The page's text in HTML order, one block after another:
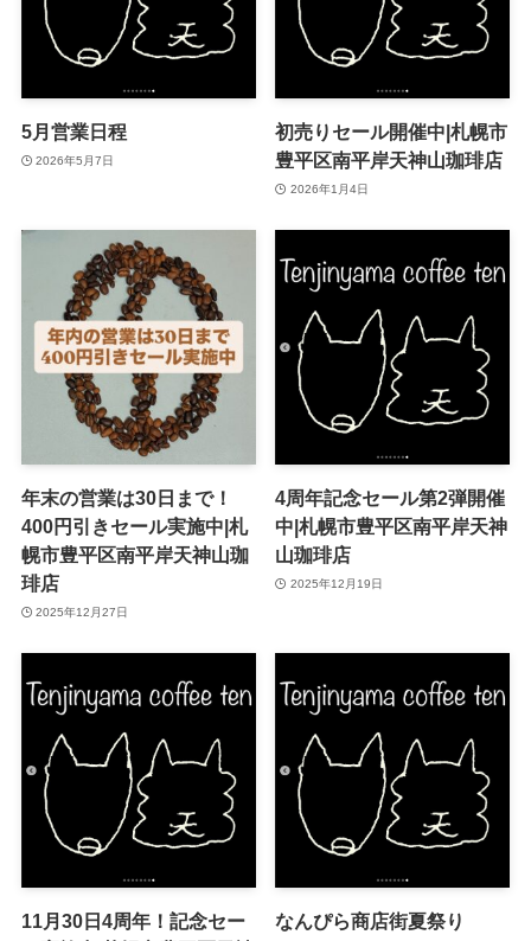
5月営業日程
2026年5月7日
初売りセール開催中|札幌市
豊平区南平岸天神山珈琲店
2026年1月4日
年末の営業は30日まで！
400円引きセール実施中|札
幌市豊平区南平岸天神山珈
琲店
2025年12月27日
4周年記念セール第2弾開催
中|札幌市豊平区南平岸天神
山珈琲店
2025年12月19日
11月30日4周年！記念セー
なんぴら商店街夏祭り